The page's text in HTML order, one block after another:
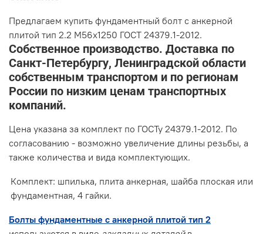
Предлагаем купить фундаментный болт с анкерной
плитой тип 2.2 М56х1250 ГОСТ 24379.1-2012.
Собственное производство. Доставка по
Санкт-Петербургу, Ленинградской области
собственным транспортом и по регионам
России по низким ценам транспортных
компаний.
Цена указана за комплект по ГОСТу 24379.1-2012. По
согласованию - возможно увеличение длины резьбы, а
также количества и вида комплектующих.
Комплект: шпилька, плита анкерная, шайба плоская или
фундаментная, 4 гайки.
Болты фундаментные с анкерной плитой тип 2